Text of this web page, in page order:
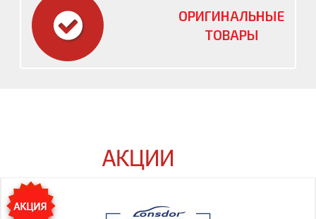
ОРИГИНАЛЬНЫЕ
ТОВАРЫ
АКЦИИ